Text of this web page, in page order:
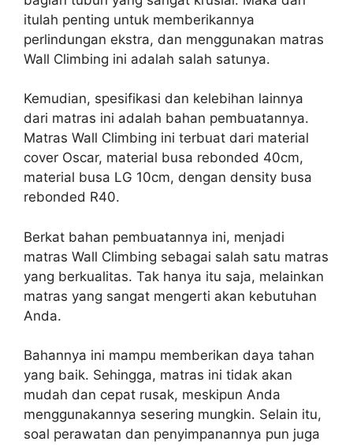
itulah penting untuk memberikannya
perlindungan ekstra, dan menggunakan matras
Wall Climbing ini adalah salah satunya.
Kemudian, spesifikasi dan kelebihan lainnya
dari matras ini adalah bahan pembuatannya.
Matras Wall Climbing ini terbuat dari material
cover Oscar, material busa rebonded 40cm,
material busa LG 10cm, dengan density busa
rebonded R40.
Berkat bahan pembuatannya ini, menjadi
matras Wall Climbing sebagai salah satu matras
yang berkualitas. Tak hanya itu saja, melainkan
matras yang sangat mengerti akan kebutuhan
Anda.
Bahannya ini mampu memberikan daya tahan
yang baik. Sehingga, matras ini tidak akan
mudah dan cepat rusak, meskipun Anda
menggunakannya sesering mungkin. Selain itu,
soal perawatan dan penyimpanannya pun juga